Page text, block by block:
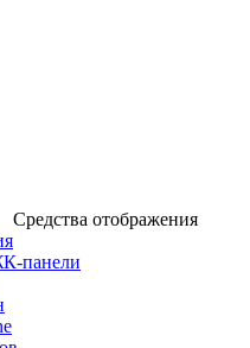
Средства отображения
панели